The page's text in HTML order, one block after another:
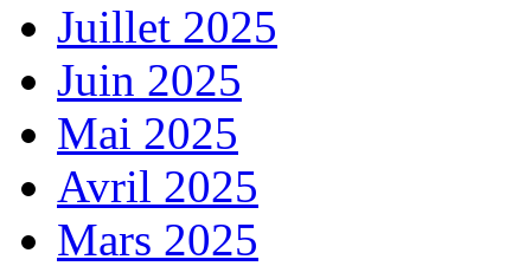
Juillet 2025
Juin 2025
Mai 2025
Avril 2025
Mars 2025